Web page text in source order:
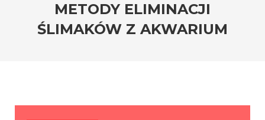
METODY ELIMINACJI
ŚLIMAKÓW Z AKWARIUM